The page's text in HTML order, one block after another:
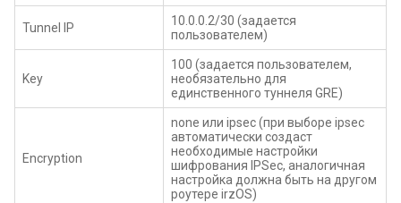
Tunnel IP
10.0.0.2/30 (задается
пользователем)
Key
100 (задается пользователем,
необязательно для
единственного туннеля GRE)
Encryption
none или ipsec (при выборе ipsec
автоматически создаст
необходимые настройки
шифрования IPSec, аналогичная
настройка должна быть на другом
роутере irzOS)